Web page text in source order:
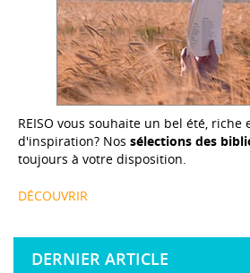
REISO vous souhaite un bel été, riche
d'inspiration? Nos sélections des
toujours à votre disposition.
DÉCOUVRIR
DERNIER ARTICLE